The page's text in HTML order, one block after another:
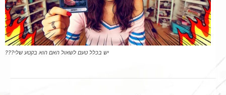
יש בכלל טעם לשאול האם הוא בקטע שלי???